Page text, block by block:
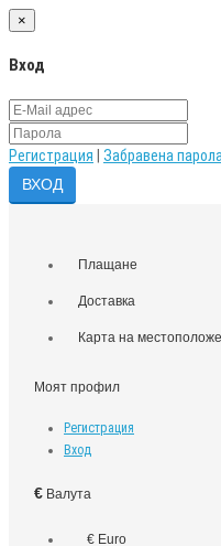
×
Вход
Регистрация Забравена парола
Плащане
Доставка
Карта на
Моят профил
Регистрация
Вход
€ Валута
€ Euro